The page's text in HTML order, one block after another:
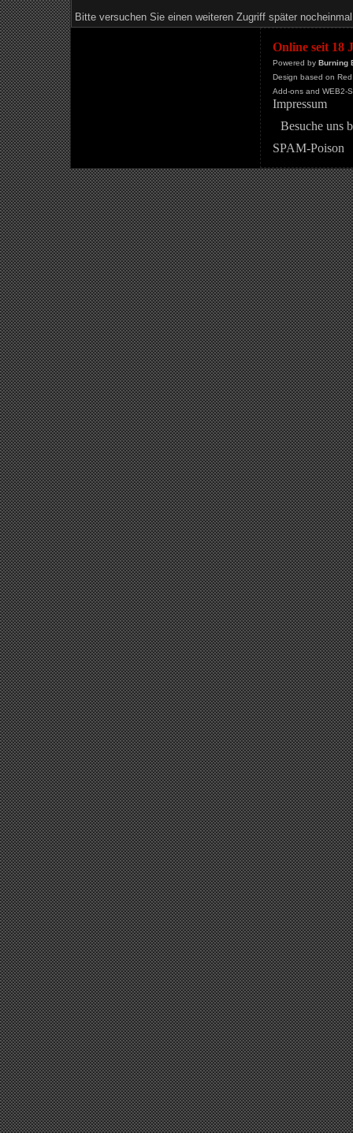
Bitte versuchen Sie einen weiteren Zugriff später
Online seit 18
Powered by Burning
Design based on
Add-ons and WEB2-
Impressum
Besuche uns
SPAM-Poison